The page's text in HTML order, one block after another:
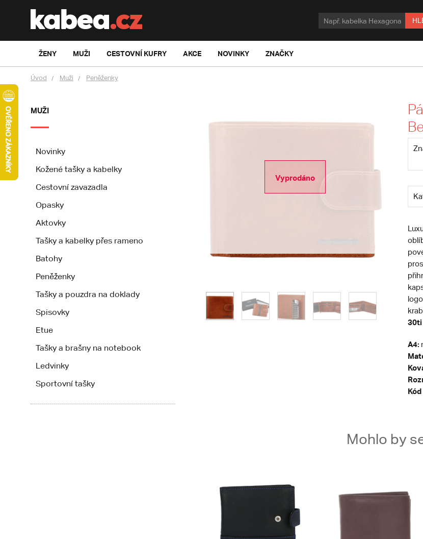
ŽENY MUŽI CESTOVNÍ KUFRY AKCE NOVINKY ZNAČKY
Úvod Muži Peněženky
MUŽI
Novinky
Kožené tašky a kabelky
Cestovní zavazadla
Opasky
Aktovky
Tašky a kabelky přes rameno
Batohy
Peněženky
Tašky a pouzdra na doklady
Spisovky
Etue
Tašky a brašny na notebook
Ledvinky
Sportovní tašky
Vyprodáno
30ti
A4:
Mohlo by